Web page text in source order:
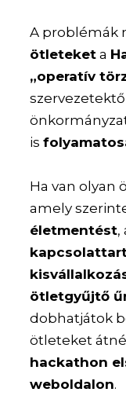
A problémák
ötleteket a
„operatív
is
Ha van olyan
amely
életmentést,
ötletgyűjtő
dobhatjátok
ötleteket
hackathon
weboldalon.